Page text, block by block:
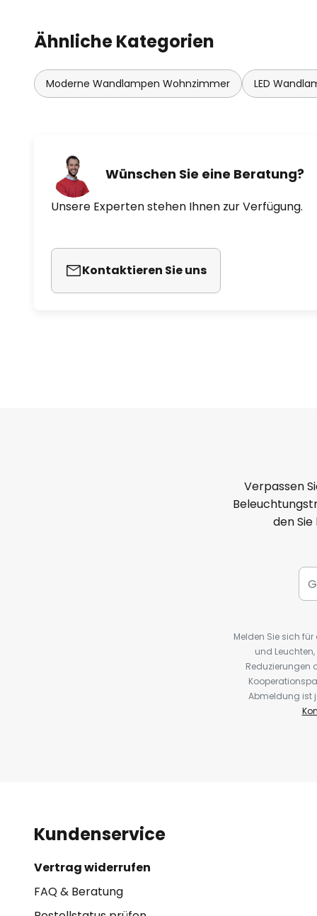
Ähnliche Kategorien
Moderne Wandlampen Wohnzimmer LED
Wünschen Sie eine Beratung?
Unsere Experten stehen Ihnen zur Verfügung.
Kontaktieren Sie uns
Verpassen
den
Melden Sie sich
und
Reduzierungen
Abmeldung ist
Kundenservice
Vertrag widerrufen
FAQ & Beratung